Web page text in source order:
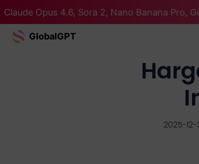
Claude Opus 4.6, Sora 2, Nano Banana Pro,
GlobalGPT
2025-12-